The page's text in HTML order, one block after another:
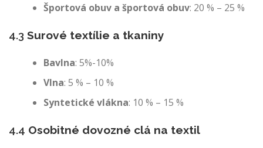
Športová obuv a športová obuv: 20 % – 25 %
4.3 Surové textílie a tkaniny
Bavlna: 5%-10%
Vlna: 5 % – 10 %
Syntetické vlákna: 10 % – 15 %
4.4 Osobitné dovozné clá na textil